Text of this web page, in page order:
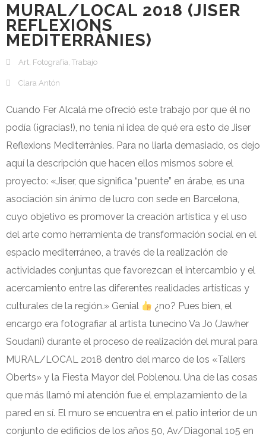
MURAL/LOCAL 2018 (JISER
REFLEXIONS
MEDITERRÀNIES)
Art, Fotografía, Trabajo
Clara Antón
Cuando Fer Alcalá me ofreció este trabajo por que él no
podía (¡gracias!), no tenía ni idea de qué era esto de Jiser
Reflexions Mediterrànies. Para no liarla demasiado, os dejo
aquí la descripción que hacen ellos mismos sobre el
proyecto: «Jiser, que significa “puente” en árabe, es una
asociación sin ánimo de lucro con sede en Barcelona,
cuyo objetivo es promover la creación artística y el uso
del arte como herramienta de transformación social en el
espacio mediterráneo, a través de la realización de
actividades conjuntas que favorezcan el intercambio y el
acercamiento entre las diferentes realidades artísticas y
culturales de la región.» Genial
¿no? Pues bien, el
encargo era fotografiar al artista tunecino Va Jo (Jawher
Soudani) durante el proceso de realización del mural para
MURAL/LOCAL 2018 dentro del marco de los «Tallers
Oberts» y la Fiesta Mayor del Poblenou. Una de las cosas
que más llamó mi atención fue el emplazamiento de la
pared en sí. El muro se encuentra en el patio interior de un
conjunto de edificios de los años 50, Av/Diagonal 1o5 en